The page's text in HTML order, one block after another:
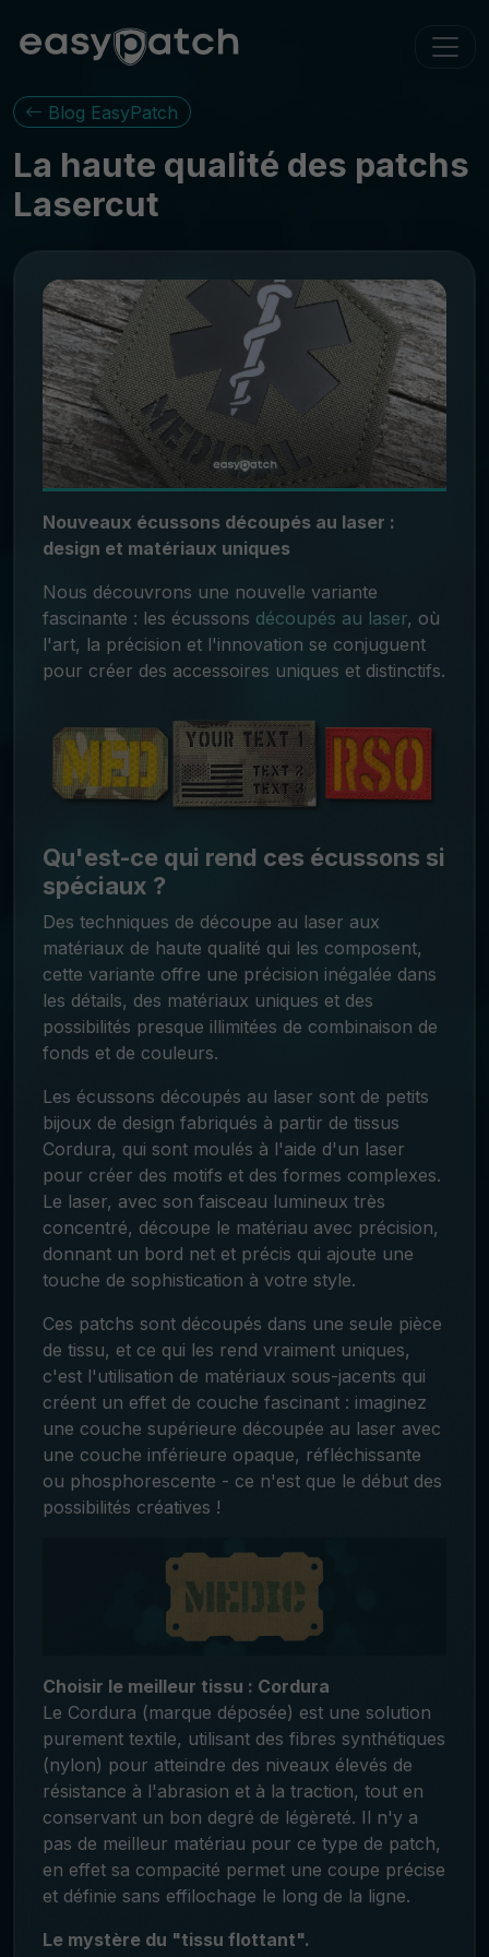
Blog EasyPatch
La haute qualité des patchs
Lasercut
Nouveaux écussons découpés au laser :
design et matériaux uniques
Nous découvrons une nouvelle variante
fascinante : les écussons découpés au laser, où
l'art, la précision et l'innovation se conjuguent
pour créer des accessoires uniques et distinctifs.
Qu'est-ce qui rend ces écussons si
spéciaux ?
Des techniques de découpe au laser aux
matériaux de haute qualité qui les composent,
cette variante offre une précision inégalée dans
les détails, des matériaux uniques et des
possibilités presque illimitées de combinaison de
fonds et de couleurs.
Les écussons découpés au laser sont de petits
bijoux de design fabriqués à partir de tissus
Cordura, qui sont moulés à l'aide d'un laser
pour créer des motifs et des formes complexes.
Le laser, avec son faisceau lumineux très
concentré, découpe le matériau avec précision,
donnant un bord net et précis qui ajoute une
touche de sophistication à votre style.
Ces patchs sont découpés dans une seule pièce
de tissu, et ce qui les rend vraiment uniques,
c'est l'utilisation de matériaux sous-jacents qui
créent un effet de couche fascinant : imaginez
une couche supérieure découpée au laser avec
une couche inférieure opaque, réfléchissante
ou phosphorescente - ce n'est que le début des
possibilités créatives !
Choisir le meilleur tissu : Cordura
Le Cordura (marque déposée) est une solution
purement textile, utilisant des fibres synthétiques
(nylon) pour atteindre des niveaux élevés de
résistance à l'abrasion et à la traction, tout en
conservant un bon degré de légèreté. Il n'y a
pas de meilleur matériau pour ce type de patch,
en effet sa compacité permet une coupe précise
et définie sans effilochage le long de la ligne.
Le mystère du "tissu flottant".